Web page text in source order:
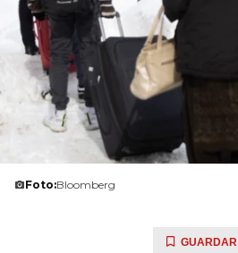
Foto:Bloomberg
GUARDAR